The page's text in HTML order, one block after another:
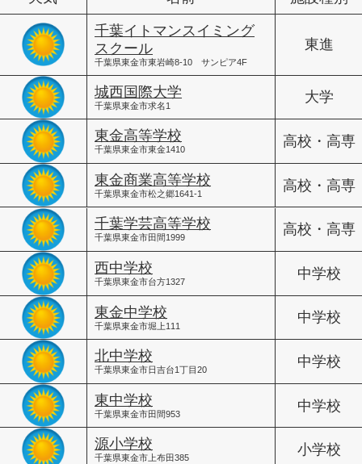
千葉イトマンスイミング
スクール
千葉県東金市東岩崎8-10 サンピア4F
東進
城西国際大学
千葉県東金市求名1
大学
東金高等学校
千葉県東金市東金1410
高校・高専
東金商業高等学校
千葉県東金市松之郷1641-1
高校・高専
千葉学芸高等学校
千葉県東金市田間1999
高校・高専
西中学校
千葉県東金市台方1327
中学校
東金中学校
千葉県東金市堀上111
中学校
北中学校
千葉県東金市日吉台1丁目20
中学校
東中学校
千葉県東金市田間953
中学校
源小学校
千葉県東金市上布田385
小学校